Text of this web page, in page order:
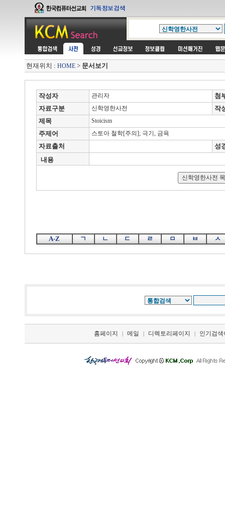
현재위치 : HOME > 문서보기
작성자 관리자
첨
자료구분
신학영한사전
작
제목
Stoicism
주제어 스토아 철학[주의]; 극기, 금욕
자료출처
성
내용
A-Z ㄱ ㄴ ㄷ ㄹ ㅁ ㅂ ㅅ
홈페이지 | 메일 | 디렉토리페이지 | 인기검색